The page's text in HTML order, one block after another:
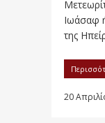
Ιωάσαφ
της
20